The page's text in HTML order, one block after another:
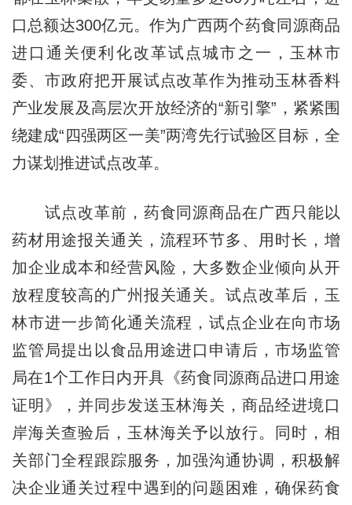
口总额达300亿元。作为广西两个药食同源商品
进口通关便利化改革试点城市之一，玉林市
委、市政府把开展试点改革作为推动玉林香料
产业发展及高层次开放经济的“新引擎”，紧紧围
绕建成“四强两区一美”两湾先行试验区目标，全
力谋划推进试点改革。
试点改革前，药食同源商品在广西只能以
药材用途报关通关，流程环节多、用时长，增
加企业成本和经营风险，大多数企业倾向从开
放程度较高的广州报关通关。试点改革后，玉
林市进一步简化通关流程，试点企业在向市场
监管局提出以食品用途进口申请后，市场监管
局在1个工作日内开具《药食同源商品进口用途
证明》，并同步发送玉林海关，商品经进境口
岸海关查验后，玉林海关予以放行。同时，相
关部门全程跟踪服务，加强沟通协调，积极解
决企业通关过程中遇到的问题困难，确保药食